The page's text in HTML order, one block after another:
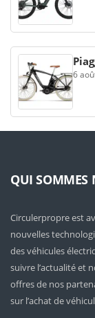
6
QUI SOMMES
Circulerpropre est
nouvelles
des véhicules
suivre l’actualité et
offres de nos
sur l’achat de